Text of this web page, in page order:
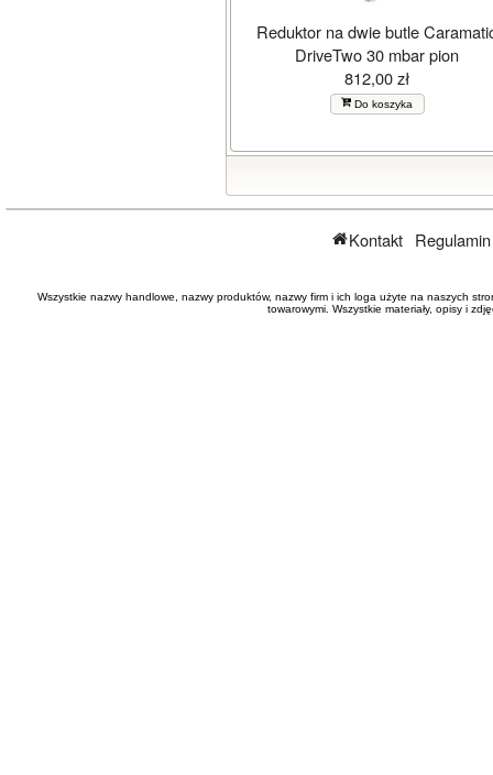
Reduktor na dwie butle
DriveTwo 30 mbar pion
812,00 zł
Do koszyka
Kontakt
Wszystkie nazwy handlowe, nazwy produktów, nazwy firm i ich loga użyte na naszych
towarowymi. Wszystkie materiały, opisy i